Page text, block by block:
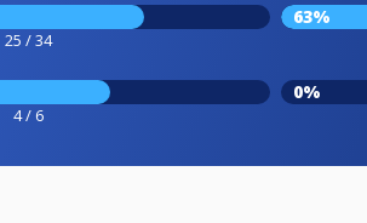
25 / 34
63%
4 / 6
0%